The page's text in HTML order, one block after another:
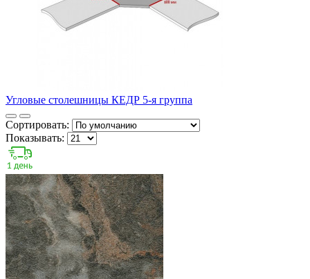
Угловые столешницы КЕДР 5-я группа
Сортировать:
Показывать: